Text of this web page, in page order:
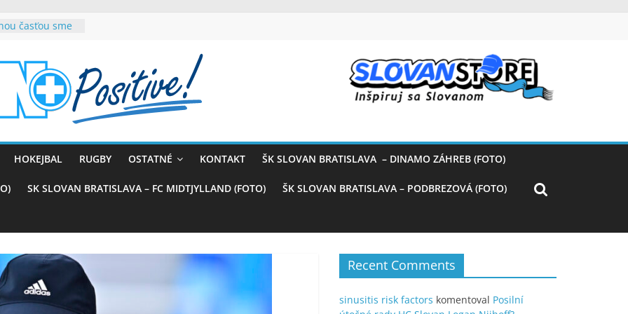
časťou sme
tímového
prvenstvo
nad
HOKEJBAL RUGBY OSTATNÉ KONTAKT ŠK SLOVAN BRATISLAVA – DINAMO ZÁHREB (FOTO)
SK SLOVAN BRATISLAVA – FC MIDTJYLLAND (FOTO) ŠK SLOVAN BRATISLAVA – PODBREZOVÁ (FOTO)
Recent Comments
sinusitis risk factors komentoval Posilní